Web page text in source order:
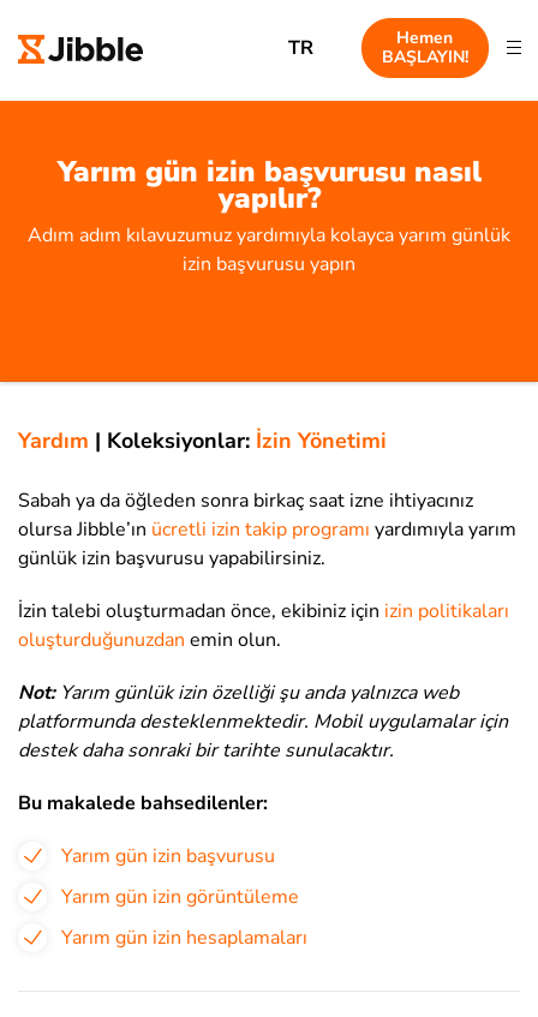
TR
Hemen
BAŞLAYIN!
Yarım gün izin başvurusu nasıl
yapılır?
Adım adım kılavuzumuz yardımıyla kolayca yarım günlük
izin başvurusu yapın
Yardım | Koleksiyonlar: İzin Yönetimi
Sabah ya da öğleden sonra birkaç saat izne ihtiyacınız
olursa Jibble’ın ücretli izin takip programı yardımıyla yarım
günlük izin başvurusu yapabilirsiniz.
İzin talebi oluşturmadan önce, ekibiniz için izin politikaları
oluşturduğunuzdan emin olun.
Not:Yarım günlük izin özelliği şu anda yalnızca web
platformunda desteklenmektedir. Mobil uygulamalar için
destek daha sonraki bir tarihte sunulacaktır.
Bu makalede bahsedilenler:
Yarım gün izin başvurusu
Yarım gün izin görüntüleme
Yarım gün izin hesaplamaları